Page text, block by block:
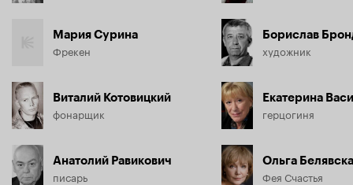
Мария Сурина
Фрекен
Виталий Котовицкий
фонарщик
Анатолий Равикович
писарь
Борислав
художник
Екатерина
герцогиня
Ольга
Фея Счастья